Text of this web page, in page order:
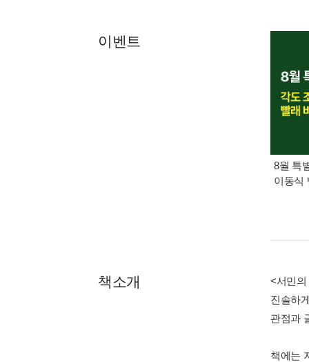
이벤트
8월 특
이동식
책소개
<서민의
진솔하
관점과
책에는